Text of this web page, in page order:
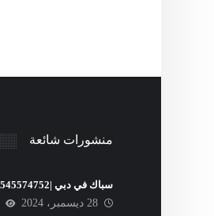
منشورات شائعة
سباك في دبي |0545574752| اعمال سباكة في دبي
28 ديسمبر، 2024